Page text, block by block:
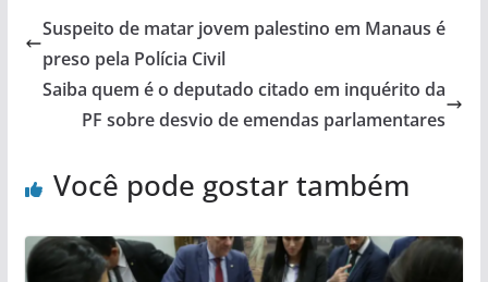
Suspeito de matar jovem palestino em Manaus é
preso pela Polícia Civil
Saiba quem é o deputado citado em inquérito da
PF sobre desvio de emendas parlamentares
Você pode gostar também